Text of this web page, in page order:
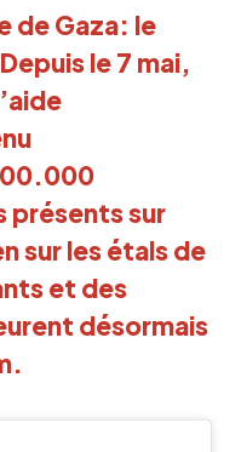
de Gaza: le
le 7 mai,
présents sur
sur les étals de
et des
désormais